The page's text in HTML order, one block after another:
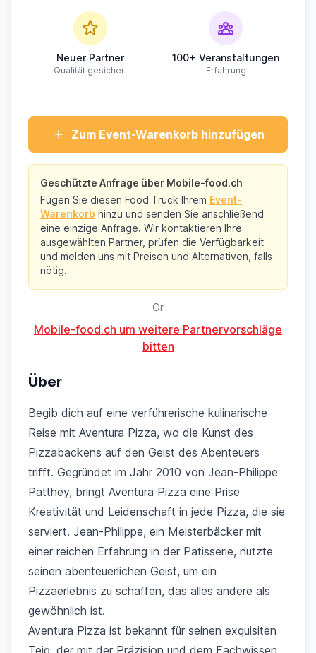
Neuer Partner
Qualität gesichert
100+ Veranstaltungen
Erfahrung
Zum Event-Warenkorb hinzufügen
Geschützte Anfrage über Mobile-food.ch
Fügen Sie diesen Food Truck Ihrem Event-
Warenkorb hinzu und senden Sie anschließend
eine einzige Anfrage. Wir kontaktieren Ihre
ausgewählten Partner, prüfen die Verfügbarkeit
und melden uns mit Preisen und Alternativen, falls
nötig.
Or
Mobile-food.ch um weitere Partnervorschläge
bitten
Über
Begib dich auf eine verführerische kulinarische
Reise mit Aventura Pizza, wo die Kunst des
Pizzabackens auf den Geist des Abenteuers
trifft. Gegründet im Jahr 2010 von Jean-Philippe
Patthey, bringt Aventura Pizza eine Prise
Kreativität und Leidenschaft in jede Pizza, die sie
serviert. Jean-Philippe, ein Meisterbäcker mit
einer reichen Erfahrung in der Patisserie, nutzte
seinen abenteuerlichen Geist, um ein
Pizzaerlebnis zu schaffen, das alles andere als
gewöhnlich ist.
Aventura Pizza ist bekannt für seinen exquisiten
Teig, der mit der Präzision und dem Fachwissen